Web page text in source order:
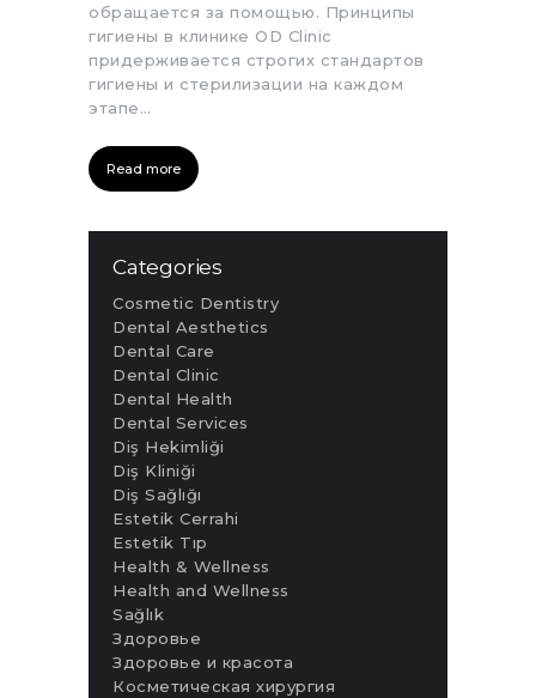
обращается за помощью. Принципы
гигиены в клинике OD Clinic
придерживается строгих стандартов
гигиены и стерилизации на каждом
этапе…
Read more
Categories
Cosmetic Dentistry
Dental Aesthetics
Dental Care
Dental Clinic
Dental Health
Dental Services
Diş Hekimliği
Diş Kliniği
Diş Sağlığı
Estetik Cerrahi
Estetik Tıp
Health & Wellness
Health and Wellness
Sağlık
Здоровье
Здоровье и красота
Косметическая хирургия